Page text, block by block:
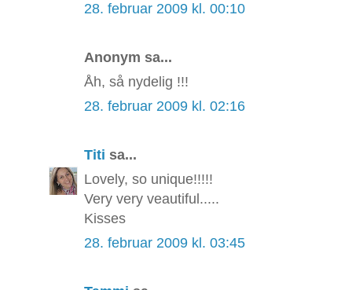
28. februar 2009 kl. 00:10
Anonym sa...
Åh, så nydelig !!!
28. februar 2009 kl. 02:16
Titi sa...
Lovely, so unique!!!!!
Very very veautiful.....
Kisses
28. februar 2009 kl. 03:45